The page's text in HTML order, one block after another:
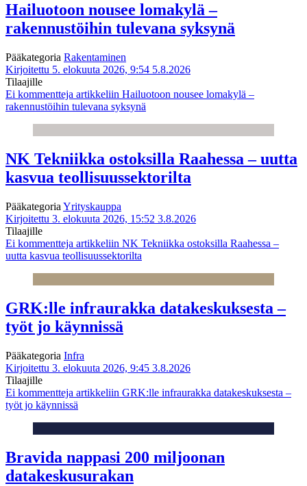
Hailuotoon nousee lomakylä –
rakennustöihin tulevana syksynä
Pääkategoria Rakentaminen
Kirjoitettu 5. elokuuta 2026, 9:54 5.8.2026
Tilaajille
Ei kommentteja artikkeliin Hailuotoon nousee lomakylä –
rakennustöihin tulevana syksynä
NK Tekniikka ostoksilla Raahessa – uutta
kasvua teollisuussektorilta
Pääkategoria Yrityskauppa
Kirjoitettu 3. elokuuta 2026, 15:52 3.8.2026
Tilaajille
Ei kommentteja artikkeliin NK Tekniikka ostoksilla Raahessa –
uutta kasvua teollisuussektorilta
GRK:lle infraurakka datakeskuksesta –
työt jo käynnissä
Pääkategoria Infra
Kirjoitettu 3. elokuuta 2026, 9:45 3.8.2026
Tilaajille
Ei kommentteja artikkeliin GRK:lle infraurakka datakeskuksesta –
työt jo käynnissä
Bravida nappasi 200 miljoonan
datakeskusurakan